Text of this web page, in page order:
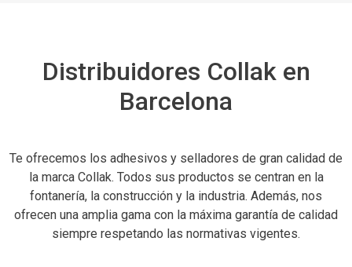
Distribuidores Collak en
Barcelona
Te ofrecemos los adhesivos y selladores de gran calidad de
la marca Collak. Todos sus productos se centran en la
fontanería, la construcción y la industria. Además, nos
ofrecen una amplia gama con la máxima garantía de calidad
siempre respetando las normativas vigentes.